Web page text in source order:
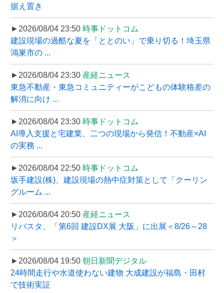
据え置き
►2026/08/04 23:50 時事ドットコム
建設現場の過酷な夏を「ととのい」で乗り切る！埼玉県
鴻巣市の ...
►2026/08/04 23:30 産経ニュース
東急不動産・東急コミュニティーがこどもの体験格差の
解消に向け ...
►2026/08/04 23:30 時事ドットコム
AI導入支援と宅建業、二つの現場から発信！不動産×AI
の実務 ...
►2026/08/04 22:50 時事ドットコム
坂手建設(株)、建設現場の熱中症対策として「クーリン
グルーム ...
►2026/08/04 20:50 産経ニュース
リバスタ、「第6回 建設DX展 大阪」に出展＜8/26～28
＞
►2026/08/04 19:50 朝日新聞デジタル
24時間走行や水道使わない建物 大成建設が福島・田村
で技術実証